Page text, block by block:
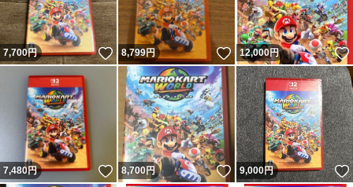
7,700円 いいね！
8,799円 いいね！
12,000円
7,480円 いいね！
8,700円 いいね！
9,000円